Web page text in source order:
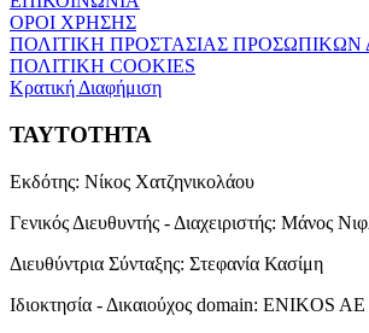
ΟΡΟΙ ΧΡΗΣΗΣ
ΠΟΛΙΤΙΚΗ ΠΡΟΣΤΑΣΙΑΣ
ΠΟΛΙΤΙΚΗ COOKIES
Κρατική Διαφήμιση
ΤΑΥΤΟΤΗΤΑ
Εκδότης: Νίκος Χατζηνικολάου
Γενικός Διευθυντής - Διαχειριστής: Μάνος
Διευθύντρια Σύνταξης: Στεφανία Κασίμη
Ιδιοκτησία - Δικαιούχος domain: ENIKOS AE